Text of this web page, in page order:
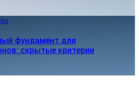
фундамент для
скрытые критерии